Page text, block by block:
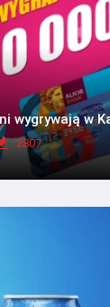
wygrywają w
2807